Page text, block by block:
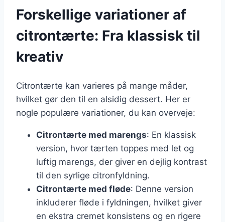
Forskellige variationer af
citrontærte: Fra klassisk til
kreativ
Citrontærte kan varieres på mange måder,
hvilket gør den til en alsidig dessert. Her er
nogle populære variationer, du kan overveje:
Citrontærte med marengs: En klassisk
version, hvor tærten toppes med let og
luftig marengs, der giver en dejlig kontrast
til den syrlige citronfyldning.
Citrontærte med fløde: Denne version
inkluderer fløde i fyldningen, hvilket giver
en ekstra cremet konsistens og en rigere